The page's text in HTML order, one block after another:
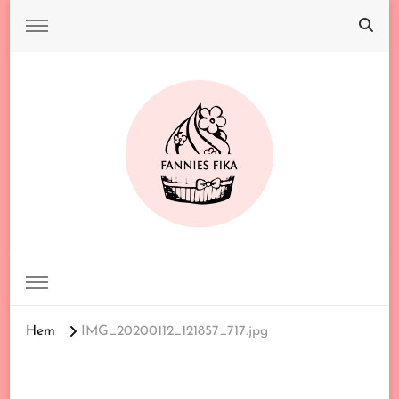
Hem IMG_20200112_121857_717.jpg